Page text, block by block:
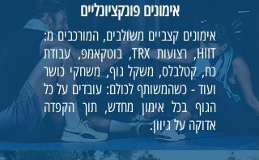
אימונים פונקציונליים
אימונים קצביים משולבים, המורכבים מ:
HIIT, רצועות TRX, בוטקאמפ, עבודת
כח, קטלבלס, משקל גוף, משחקי כושר
ועוד - כשהמשותף לכולם: עובדים על כל
הגוף בכל אימון מחדש, תוך הקפדה
אדוקה על גיוון.